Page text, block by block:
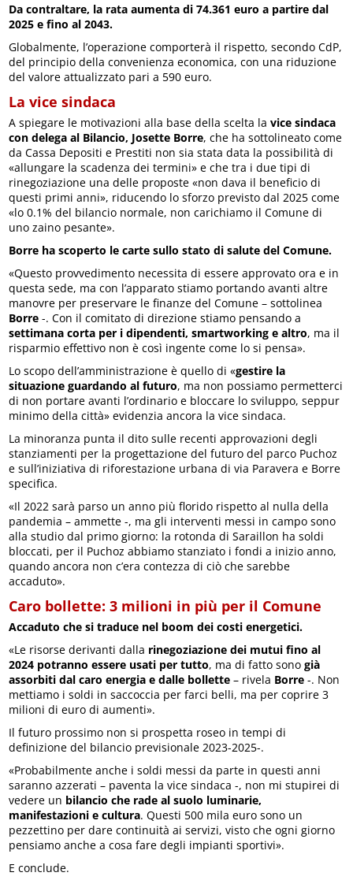
Da contraltare, la rata aumenta di 74.361 euro a partire dal
2025 e fino al 2043.
Globalmente, l’operazione comporterà il rispetto, secondo CdP,
del principio della convenienza economica, con una riduzione
del valore attualizzato pari a 590 euro.
La vice sindaca
A spiegare le motivazioni alla base della scelta lavice sindaca
con delega al Bilancio, Josette Borre, che ha sottolineato come
da Cassa Depositi e Prestiti non sia stata data la possibilità di
«allungare la scadenza dei termini» e che tra i due tipi di
rinegoziazione una delle proposte «non dava il beneficio di
questi primi anni», riducendo lo sforzo previsto dal 2025 come
«lo 0.1% del bilancio normale, non carichiamo il Comune di
uno zaino pesante».
Borre ha scoperto le carte sullo stato di salute del Comune.
«Questo provvedimento necessita di essere approvato ora e in
questa sede, ma con l’apparato stiamo portando avanti altre
manovre per preservare le finanze del Comune – sottolinea
Borre -. Con il comitato di direzione stiamo pensando a
settimana corta per i dipendenti, smartworking e altro, ma il
risparmio effettivo non è così ingente come lo si pensa».
Lo scopo dell’amministrazione è quello di «gestire la
situazione guardando al futuro, ma non possiamo permetterci
di non portare avanti l’ordinario e bloccare lo sviluppo, seppur
minimo della città» evidenzia ancora la vice sindaca.
La minoranza punta il dito sulle recenti approvazioni degli
stanziamenti per la progettazione del futuro del parco Puchoz
e sull’iniziativa di riforestazione urbana di via Paravera e Borre
specifica.
«Il 2022 sarà parso un anno più florido rispetto al nulla della
pandemia – ammette -, ma gli interventi messi in campo sono
alla studio dal primo giorno: la rotonda di Saraillon ha soldi
bloccati, per il Puchoz abbiamo stanziato i fondi a inizio anno,
quando ancora non c’era contezza di ciò che sarebbe
accaduto».
Caro bollette: 3 milioni in più per il Comune
Accaduto che si traduce nel boom dei costi energetici.
«Le risorse derivanti dalla rinegoziazione dei mutui fino al
2024 potranno essere usati per tutto, ma di fatto sonogià
assorbiti dal caro energia e dalle bollette – rivela Borre -. Non
mettiamo i soldi in saccoccia per farci belli, ma per coprire 3
milioni di euro di aumenti».
Il futuro prossimo non si prospetta roseo in tempi di
definizione del bilancio previsionale 2023-2025-.
«Probabilmente anche i soldi messi da parte in questi anni
saranno azzerati – paventa la vice sindaca -, non mi stupirei di
vedere un bilancio che rade al suolo luminarie,
manifestazioni e cultura. Questi 500 mila euro sono un
pezzettino per dare continuità ai servizi, visto che ogni giorno
pensiamo anche a cosa fare degli impianti sportivi».
E conclude.